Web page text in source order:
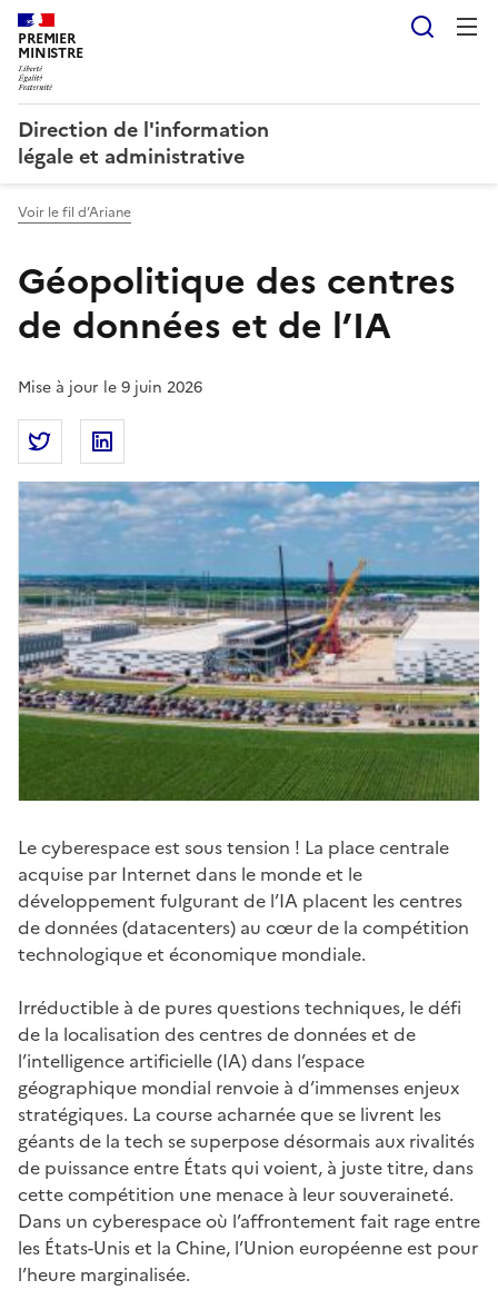
PREMIER
MINISTRE
Direction de l'information
légale et administrative
Voir le fil d’Ariane
Géopolitique des centres
de données et de l’IA
Mise à jour le 9 juin 2026
Partager la page
Partager Géopolitique des centres de données et
Le cyberespace est sous tension ! La place centrale
acquise par Internet dans le monde et le
développement fulgurant de l’IA placent les centres
de données (datacenters) au cœur de la compétition
technologique et économique mondiale.
Irréductible à de pures questions techniques, le défi
de la localisation des centres de données et de
l’intelligence artificielle (IA) dans l’espace
géographique mondial renvoie à d’immenses enjeux
stratégiques. La course acharnée que se livrent les
géants de la tech se superpose désormais aux rivalités
de puissance entre États qui voient, à juste titre, dans
cette compétition une menace à leur souveraineté.
Dans un cyberespace où l’affrontement fait rage entre
les États-Unis et la Chine, l’Union européenne est pour
l’heure marginalisée.